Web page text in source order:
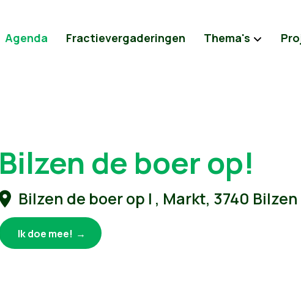
Agenda Fractievergaderingen Thema's
Bilzen de boer op!
Bilzen de boer op | , Markt, 3740 Bilzen
Ik doe mee!